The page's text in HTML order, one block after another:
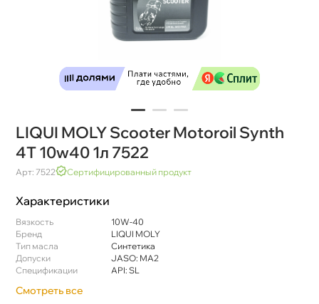
LIQUI MOLY Scooter Motoroil Synth
4T 10w40 1л 7522
Арт: 7522 Сертифицированный продукт
Характеристики
язкость
10W-40
Бренд
LIQUI MOLY
Тип масла
Синтетика
Допуски
JASO: MA2
Спецификации
API: SL
Смотреть все